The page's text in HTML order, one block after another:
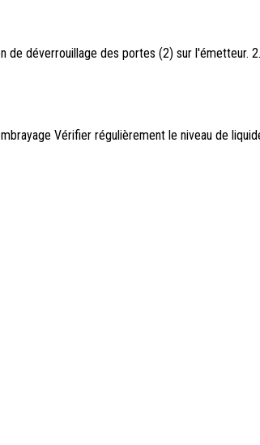
de déverrouillage des portes (2) sur
Vérifier régulièrement le niveau de